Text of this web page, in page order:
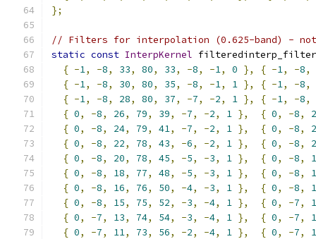
};
// Filters for interpolation (0.625-band) -
static const InterpKernel
{ -1, -8, 33, 80, 33, -8, -1, 0 }, { -1, -8,
{ -1, -8, 30, 80, 35, -8, -1, 1 }, { -1, -8,
{ -1, -8, 28, 80, 37, -7, -2, 1 }, { -1, -8,
{ 0, -8, 26, 79, 39, -7, -2, 1 }, { 0, -8,
{ 0, -8, 24, 79, 41, -7, -2, 1 }, { 0, -8,
{ 0, -8, 22, 78, 43, -6, -2, 1 }, { 0, -8,
{ 0, -8, 20, 78, 45, -5, -3, 1 }, { 0, -8,
{ 0, -8, 18, 77, 48, -5, -3, 1 }, { 0, -8,
{ 0, -8, 16, 76, 50, -4, -3, 1 }, { 0, -8,
{ 0, -8, 15, 75, 52, -3, -4, 1 }, { 0, -7,
{ 0, -7, 13, 74, 54, -3, -4, 1 }, { 0, -7,
{ 0, -7, 11, 73, 56, -2, -4, 1 }, { 0, -7,